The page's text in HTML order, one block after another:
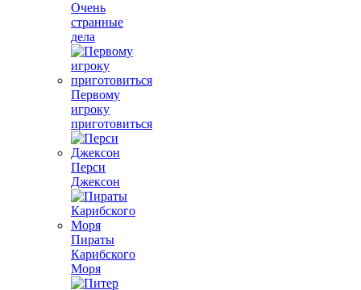
Очень
странные
дела
Первому
игроку
приготовиться
Перси
Джексон
Пираты
Карибского
Моря